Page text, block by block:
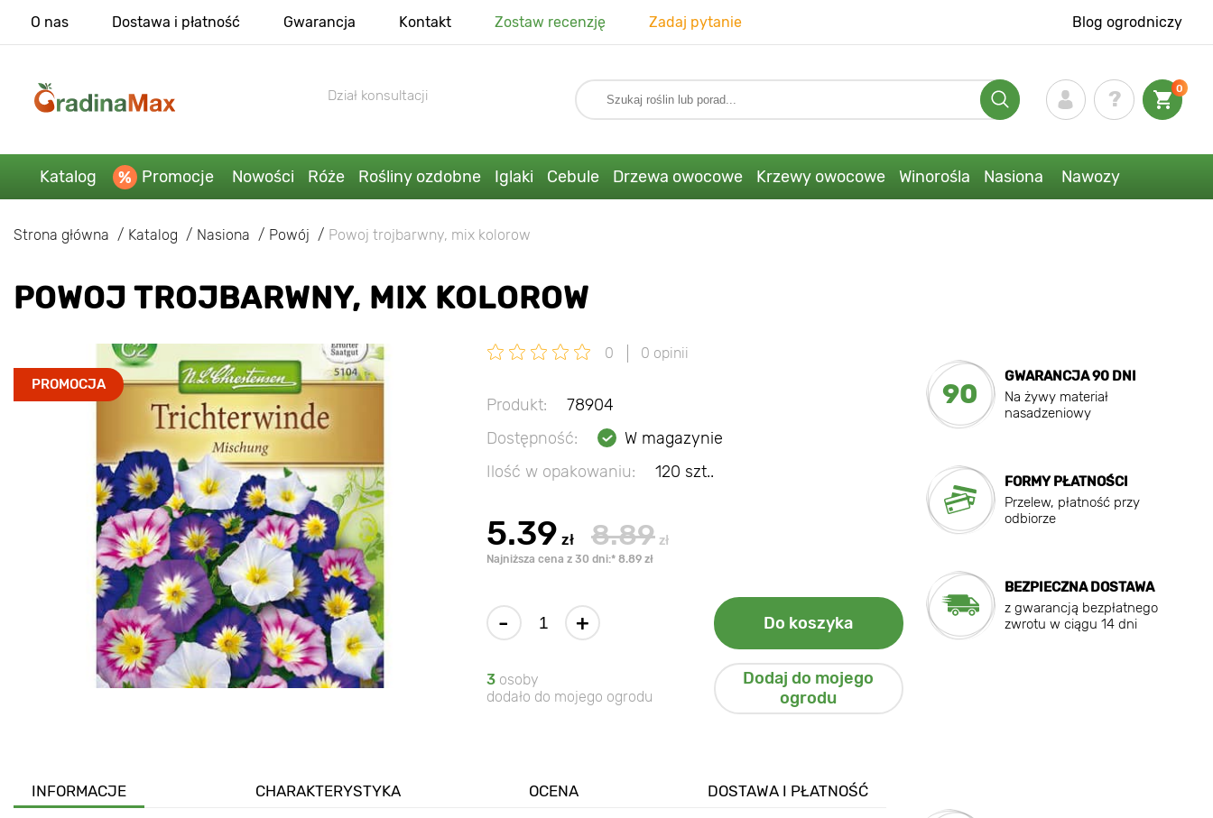
O nas Dostawa i płatność Gwarancja Kontakt Zostaw recenzję Zadaj pytanie Blog ogrodniczy
Dział konsultacji 0
Katalog Promocje Nowości Róże Rośliny ozdobne Iglaki Cebule Drzewa owocowe Krzewy owocowe Winorośla Nasiona Nawozy
Strona główna Katalog Nasiona Powój Powoj trojbarwny, mix kolorow
POWOJ TROJBARWNY, MIX KOLOROW
PROMOCJA
0 0 opinii
Produkt:
78904
Dostępność:
W magazynie
Ilość w opakowaniu:
120 szt..
5.39 zł 8.89 zł
Najniższa cena z 30 dni:* 8.89 zł
- + Do koszyka
3 osoby
dodało do mojego ogrodu
Dodaj do mojego
ogrodu
90
GWARANCJA 90 DNI
Na żywy materiał
nasadzeniowy
FORMY PŁATNOŚCI
Przelew, płatność przy
odbiorze
BEZPIECZNA DOSTAWA
z gwarancją bezpłatnego
zwrotu w ciągu 14 dni
INFORMACJE CHARAKTERYSTYKA OCENA DOSTAWA I PŁATNOŚĆ